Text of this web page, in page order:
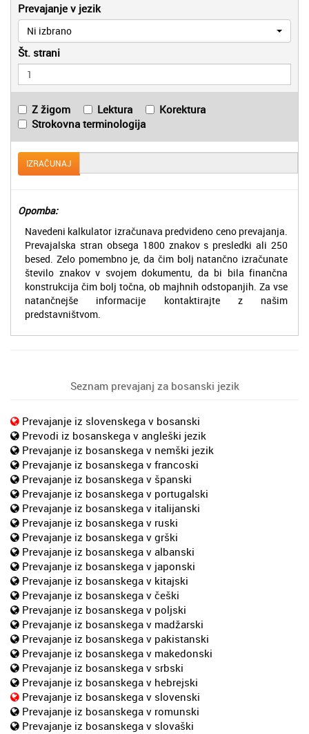
Prevajanje v jezik
Ni izbrano
Št. strani
Z žigom Lektura
Korektura
Strokovna terminologija
IZRAČUNAJ
Opomba:
Navedeni kalkulator izračunava predvideno ceno prevajanja.
Prevajalska stran obsega 1800 znakov s presledki ali 250
besed. Zelo pomembno je, da čim bolj natančno izračunate
število znakov v svojem dokumentu, da bi bila finančna
konstrukcija čim bolj točna, ob majhnih odstopanjih. Za vse
natančnejše informacije kontaktirajte z našim
predstavništvom.
Seznam prevajanj za bosanski jezik
Prevajanje iz slovenskega v bosanski
Prevodi iz bosanskega v angleški jezik
Prevajanje iz bosanskega v nemški jezik
Prevajanje iz bosanskega v francoski
Prevajanje iz bosanskega v španski
Prevajanje iz bosanskega v portugalski
Prevajanje iz bosanskega v italijanski
Prevajanje iz bosanskega v ruski
Prevajanje iz bosanskega v grški
Prevajanje iz bosanskega v albanski
Prevajanje iz bosanskega v japonski
Prevajanje iz bosanskega v kitajski
Prevajanje iz bosanskega v češki
Prevajanje iz bosanskega v poljski
Prevajanje iz bosanskega v madžarski
Prevajanje iz bosanskega v pakistanski
Prevajanje iz bosanskega v makedonski
Prevajanje iz bosanskega v srbski
Prevajanje iz bosanskega v hebrejski
Prevajanje iz bosanskega v slovenski
Prevajanje iz bosanskega v romunski
Prevajanje iz bosanskega v slovaški